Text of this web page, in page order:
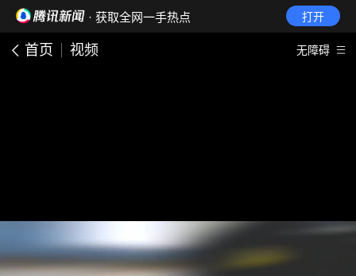
· 获取全网一手热点 打开
首页 视频 无障碍